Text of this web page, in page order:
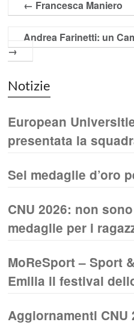
← Francesca Maniero
Andrea Farinetti: un
→
Notizie
European
presentata la
Sei medaglie d’oro
CNU 2026: non
medaglie per i
MoReSport – Sport
Emilia il festival
Aggiornamenti CNU